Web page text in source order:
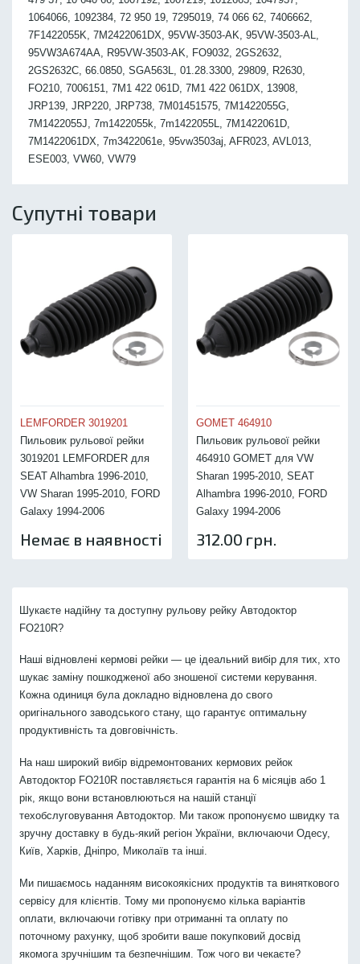
1064066, 1092384, 72 950 19, 7295019, 74 066 62, 7406662,
7F1422055K, 7M2422061DX, 95VW-3503-AK, 95VW-3503-AL,
95VW3A674AA, R95VW-3503-AK, FO9032, 2GS2632,
2GS2632C, 66.0850, SGA563L, 01.28.3300, 29809, R2630,
FO210, 7006151, 7M1 422 061D, 7M1 422 061DX, 13908,
JRP139, JRP220, JRP738, 7M01451575, 7M1422055G,
7M1422055J, 7m1422055k, 7m1422055L, 7M1422061D,
7M1422061DX, 7m3422061e, 95vw3503aj, AFR023, AVL013,
ESE003, VW60, VW79
Супутні товари
LEMFORDER 3019201
Пильовик рульової рейки
3019201 LEMFORDER для
SEAT Alhambra 1996-2010,
VW Sharan 1995-2010, FORD
Galaxy 1994-2006
Немає в наявності
GOMET 464910
Пильовик рульової рейки
464910 GOMET для VW
Sharan 1995-2010, SEAT
Alhambra 1996-2010, FORD
Galaxy 1994-2006
312.00 грн.
Шукаєте надійну та доступну рульову рейку Автодоктор
FO210R?
Наші відновлені кермові рейки — це ідеальний вибір для тих, хто
шукає заміну пошкодженої або зношеної системи керування.
Кожна одиниця була докладно відновлена до свого
оригінального заводського стану, що гарантує оптимальну
продуктивність та довговічність.
На наш широкий вибір відремонтованих кермових рейок
Автодоктор FO210R поставляється гарантія на 6 місяців або 1
рік, якщо вони встановлюються на нашій станції
техобслуговування Автодоктор. Ми також пропонуємо швидку та
зручну доставку в будь-який регіон України, включаючи Одесу,
Київ, Харків, Дніпро, Миколаїв та інші.
Ми пишаємось наданням високоякісних продуктів та виняткового
сервісу для клієнтів. Тому ми пропонуємо кілька варіантів
оплати, включаючи готівку при отриманні та оплату по
поточному рахунку, щоб зробити ваше покупковий досвід
якомога зручнішим та безпечнішим. Тож чого ви чекаєте?